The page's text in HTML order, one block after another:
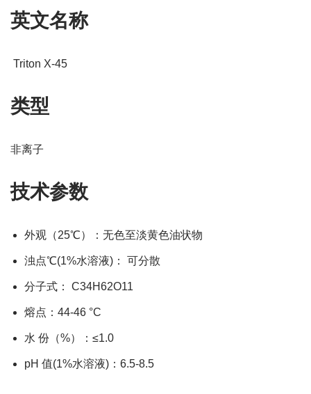
英文名称
Triton X-45
类型
非离子
技术参数
外观（25℃）：无色至淡黄色油状物
浊点℃(1%水溶液)： 可分散
分子式： C34H62O11
熔点：44-46 °C
水 份（%）：≤1.0
pH 值(1%水溶液)：6.5-8.5